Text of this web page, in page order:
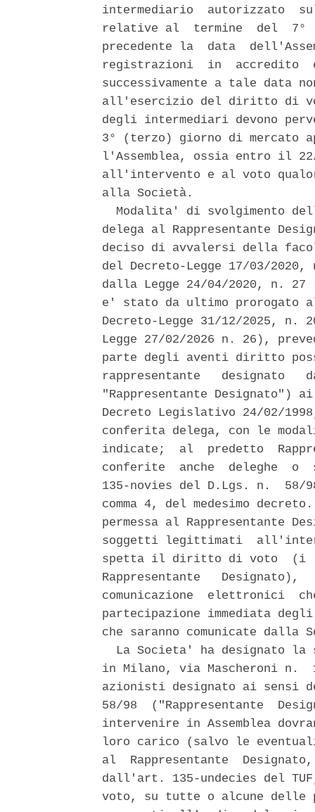
intermediario  autorizzato
relative al  termine  del  7°
precedente la  data
registrazioni  in  accredito
successivamente a tale
all'esercizio del diritto di
degli intermediari devono
3° (terzo) giorno di mercato
l'Assemblea, ossia entro il
all'intervento e al voto
alla Società.
Modalita' di svolgimento
delega al Rappresentante
deciso di avvalersi della
del Decreto-Legge 17/03/
dalla Legge 24/04/2020, n.
e' stato da ultimo prorogato
Decreto-Legge 31/12/2025,
Legge 27/02/2026 n. 26),
parte degli aventi diritto
rappresentante
"Rappresentante
Decreto Legislativo 24/02/
conferita delega, con le
indicate;  al  predetto
conferite  anche  deleghe
135-novies del D.Lgs. n.
comma 4, del medesimo
permessa al
soggetti legittimati
spetta il diritto di voto  (i
Rappresentante
comunicazione  elettronici
partecipazione immediata
che saranno comunicate
La Societa' ha designato la
in Milano, via Mascheroni n.
azionisti designato ai sensi
58/98  ("Rappresentante
intervenire in Assemblea
loro carico (salvo le
al  Rappresentante
dall'art. 135-undecies del
voto, su tutte o alcune